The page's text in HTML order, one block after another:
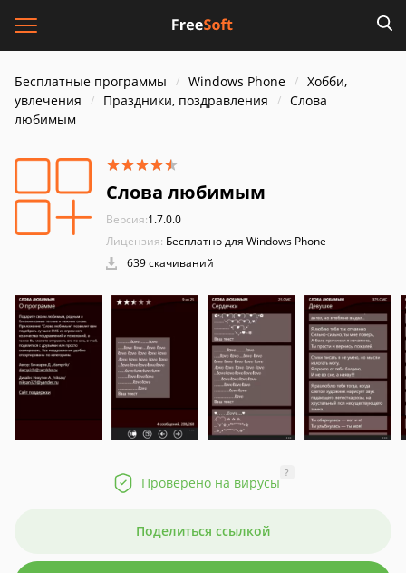
Бесплатные программы Windows Phone
Хобби,
увлечения
Праздники, поздравления
Слова
любимым
Слова любимым
Версия:1.7.0.0
Лицензия: Бесплатно для Windows Phone
639 скачиваний
Проверено на вирусы
?
Поделиться ссылкой